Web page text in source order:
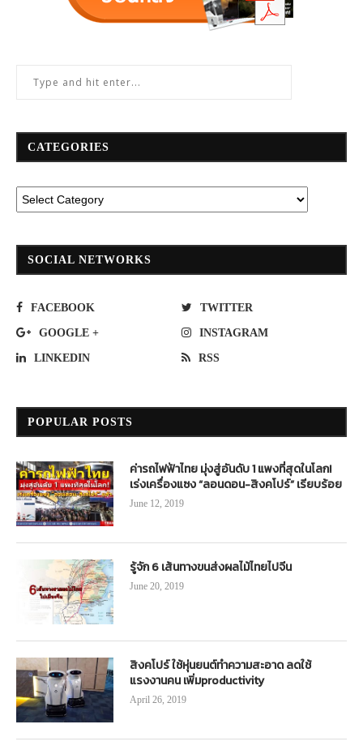
CATEGORIES
SOCIAL NETWORKS
FACEBOOK TWITTER
GOOGLE + INSTAGRAM
LINKEDIN RSS
POPULAR POSTS
ค่ารถไฟฟ้าไทย มุ่งสู่อันดับ 1 แพงที่สุดในโลก!
เร่งเครื่องแซง “ลอนดอน-สิงคโปร์” เรียบร้อย
June 12, 2019
รู้จัก 6 เส้นทางขนส่งผลไม้ไทยไปจีน
June 20, 2019
สิงคโปร์ ใช้หุ่นยนต์ทำความสะอาด ลดใช้
แรงงานคน เพิ่มproductivity
April 26, 2019